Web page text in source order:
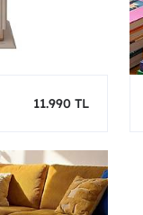
11.990 TL